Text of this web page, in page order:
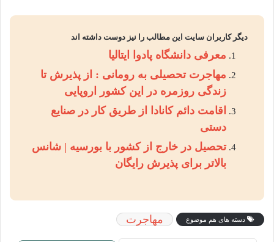
دیگر کاربران سایت این مطالب را نیز دوست داشته اند
معرفی دانشگاه پادوا ایتالیا
مهاجرت تحصیلی به رومانی : از پذیرش تا
زندگی روزمره در این کشور اروپایی
اقامت دائم کانادا از طریق کار در صنایع
دستی
تحصیل در خارج از کشور با بورسیه | شانس
بالاتر برای پذیرش رایگان
دسته های هم موضوع مهاجرت